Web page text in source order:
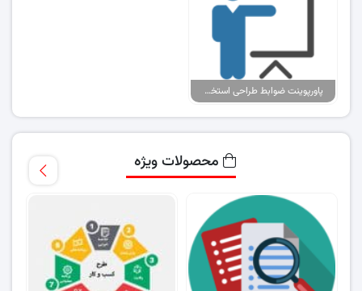
پاورپوینت ضوابط طراحی استخرها
محصولات ویژه